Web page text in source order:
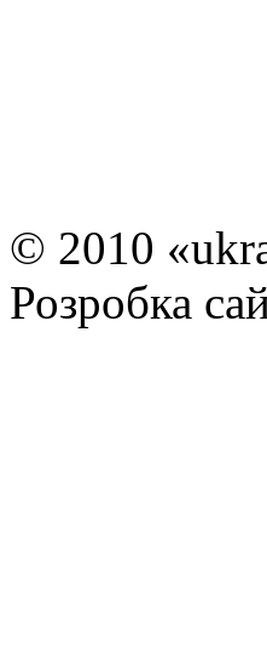
© 2010
Розробка